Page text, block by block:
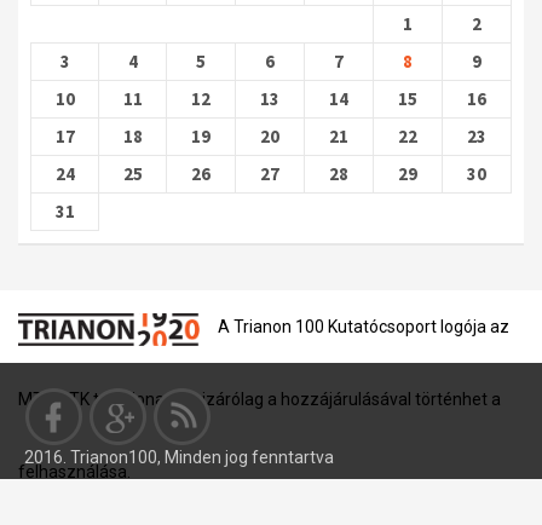
1
2
3
4 5 6 7 8
9
10
11 12 13 14 15
16
17
18 19 20 21 22
23
24
25 26 27 28 29
30
31
A Trianon 100 Kutatócsoport logója az
MTA BTK tulajdona, és kizárólag a hozzájárulásával történhet a
felhasználása.
2016. Trianon100, Minden jog fenntartva